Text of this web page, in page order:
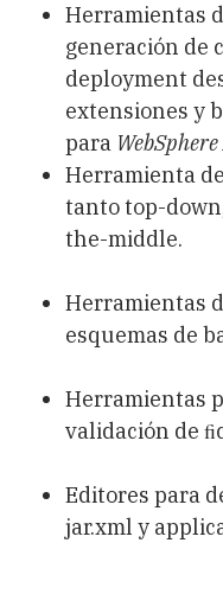
Herramientas
generación de
deployment
extensiones y
para
Herramienta
tanto top-
the-middle.
Herramientas
esquemas de
Herramientas
validación de
Editores para
jar.xml y